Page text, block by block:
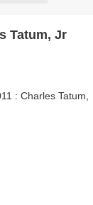
Tatum, Jr